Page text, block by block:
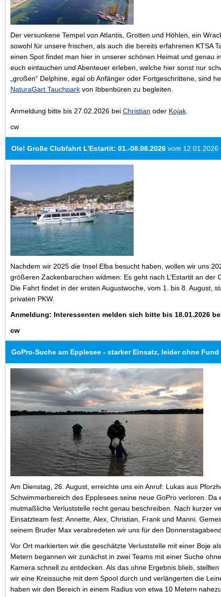
Der versunkene Tempel von Atlantis, Grotten und Höhlen, ein
sowohl für unsere frischen, als auch die bereits erfahrenen KTSA
einen Spot findet man hier in unserer schönen Heimat und genau
euch eintauchen und Abenteuer erleben, welche hier sonst nur
„großen“ Delphine, egal ob Anfänger oder Fortgeschrittene, sind
NaturaGart Tauchparkvon Ibbenbüren zu begleiten.
Anmeldung bitte bis 27.02.2026 bei Christian oder Kojak.
cw
Ole! Große Clubfahrt L'Estartit: 01.-08.08.2026vom 12.01.2026
Nachdem wir 2025 die Insel Elba besucht haben, wollen wir uns
größeren Zackenbarschen widmen: Es geht nach L’Estartit an der
Die Fahrt findet in der ersten Augustwoche, vom 1. bis 8. August,
privaten PKW.
Anmeldung: Interessenten melden sich bitte bis 18.01.2026
cw
GoPro-Suche am Epplesee - starker Einsatz, leider ohne Fund
Am Dienstag, 26. August, erreichte uns ein Anruf: Lukas aus
Schwimmerbereich des Epplesees seine neue GoPro verloren.
mutmaßliche Verluststelle recht genau beschreiben. Nach kurzer
Einsatzteam fest: Annette, Alex, Christian, Frank und Manni.
seinem Bruder Max verabredeten wir uns für den
Vor Ort markierten wir die geschätzte Verluststelle mit einer Boje
Metern begannen wir zunächst in zwei Teams mit einer Suche
Kamera schnell zu entdecken. Als das ohne Ergebnis blieb,
wir eine Kreissuche mit dem Spool durch und verlängerten die
haben wir den Bereich in einem Radius von etwa 10 Metern